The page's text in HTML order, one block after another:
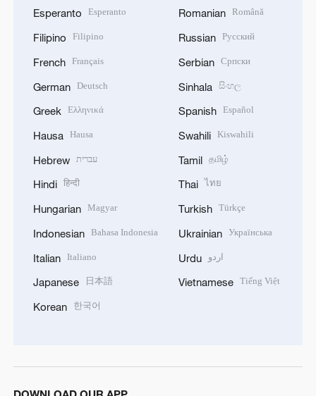
Esperanto Esperanto
Filipino Filipino
French Français
German Deutsch
Greek Ελληνικά
Hausa Hausa
Hebrew עברית
Hindi हिन्दी
Hungarian Magyar
Indonesian Bahasa Indonesia
Italian Italiano
Japanese 日本語
Korean 한국어
Romanian Română
Russian Русский
Serbian Српски
Sinhala සිංහල
Spanish Español
Swahili Kiswahili
Tamil தமிழ்
Thai ไทย
Turkish Türkçe
Ukrainian Українська
Urdu اردو
Vietnamese Tiếng Việt